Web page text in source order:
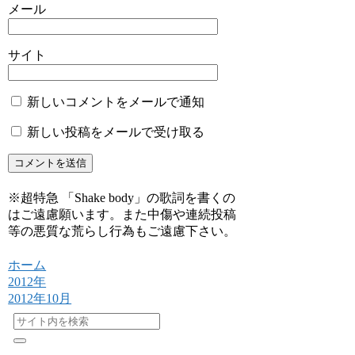
メール
サイト
新しいコメントをメールで通知
新しい投稿をメールで受け取る
※超特急 「Shake body」の歌詞を書くの
はご遠慮願います。また中傷や連続投稿
等の悪質な荒らし行為もご遠慮下さい。
ホーム
2012年
2012年10月